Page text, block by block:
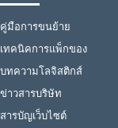
คู่มือการขนย้าย
เทคนิคการแพ็กของ
บทความโลจิสติกส์
ข่าวสารบริษัท
สารบัญเว็บไซต์